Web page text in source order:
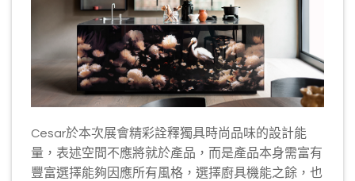
Cesar於本次展會精彩詮釋獨具時尚品味的設計能
量，表述空間不應將就於產品，而是產品本身需富有
豐富選擇能夠因應所有風格，選擇廚具機能之餘，也